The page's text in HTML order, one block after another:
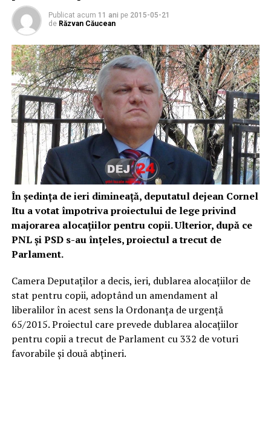
Publicat acum 11 ani pe 2015-05-21
de Răzvan Căucean
În ședința de ieri dimineață, deputatul dejean Cornel
Itu a votat împotriva proiectului de lege privind
majorarea alocațiilor pentru copii. Ulterior, după ce
PNL și PSD s-au înțeles, proiectul a trecut de
Parlament.
Camera Deputaţilor a decis, ieri, dublarea alocaţiilor de
stat pentru copii, adoptând un amendament al
liberalilor în acest sens la Ordonanţa de urgenţă
65/2015. Proiectul care prevede dublarea alocaţiilor
pentru copii a trecut de Parlament cu 332 de voturi
favorabile şi două abţineri.